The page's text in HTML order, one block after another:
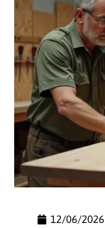
12/06/2026